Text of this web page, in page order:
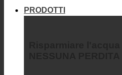
PRODOTTI